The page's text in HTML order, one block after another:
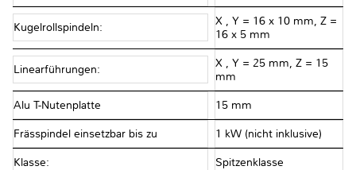
Kugelrollspindeln:
X , Y = 16 x 10 mm, Z =
16 x 5 mm
Linearführungen:
X , Y = 25 mm, Z = 15
mm
Alu T-Nutenplatte 15 mm
Frässpindel einsetzbar bis zu 1 kW (nicht inklusive)
Klasse: Spitzenklasse